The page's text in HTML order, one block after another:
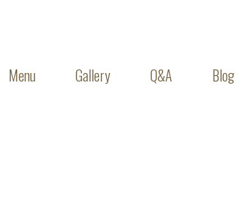
Menu Gallery Q&A Blog